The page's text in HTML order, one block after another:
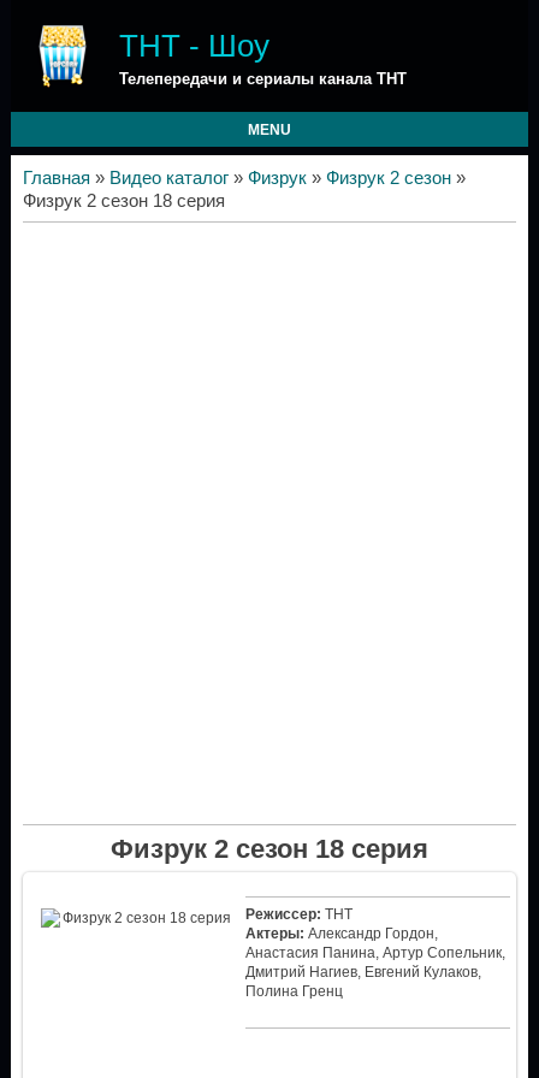
ТНТ - Шоу
Телепередачи и сериалы канала ТНТ
MENU
Главная » Видео каталог» Физрук» Физрук 2 сезон»
Физрук 2 сезон 18 серия
Физрук 2 сезон 18 серия
Режиссер: ТНТ
Актеры: Александр Гордон,
Анастасия Панина, Артур Сопельник,
Дмитрий Нагиев, Евгений Кулаков,
Полина Гренц